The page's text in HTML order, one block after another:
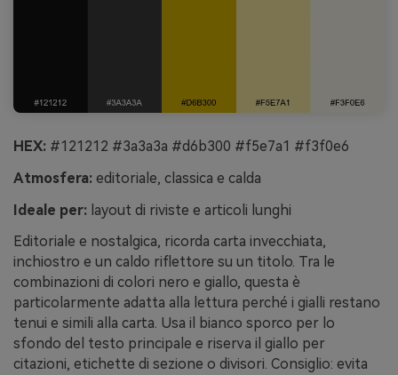
HEX: #121212 #3a3a3a #d6b300 #f5e7a1 #f3f0e6
Atmosfera: editoriale, classica e calda
Ideale per: layout di riviste e articoli lunghi
Editoriale e nostalgica, ricorda carta invecchiata,
inchiostro e un caldo riflettore su un titolo. Tra le
combinazioni di colori nero e giallo, questa è
particolarmente adatta alla lettura perché i gialli restano
tenui e simili alla carta. Usa il bianco sporco per lo
sfondo del testo principale e riserva il giallo per
citazioni, etichette di sezione o divisori. Consiglio: evita